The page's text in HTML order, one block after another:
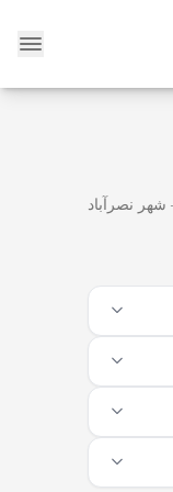
نصرآباد